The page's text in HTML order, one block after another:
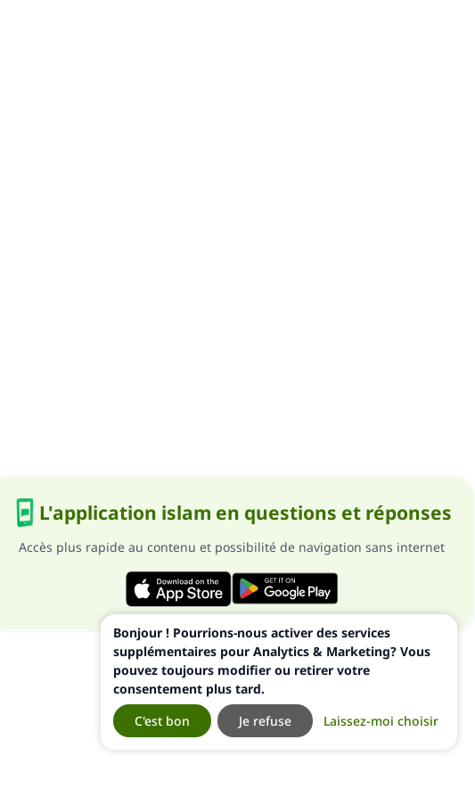
L'application islam en questions et réponses
Accès plus rapide au contenu et possibilité de navigation sans internet
Bonjour ! Pourrions-nous activer des services
supplémentaires pour Analytics & Marketing? Vous
pouvez toujours modifier ou retirer votre
consentement plus tard.
Laissez-moi choisir
Je refuse
C'est bon